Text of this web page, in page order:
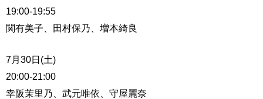
19:00-19:55
関有美子、田村保乃、増本綺良
7月30日(土)
20:00-21:00
幸阪茉里乃、武元唯依、守屋麗奈